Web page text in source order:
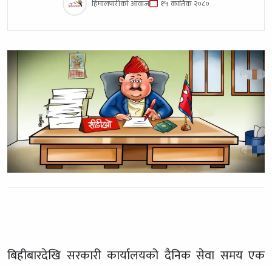
हिमालपारीको आवाज १५ कार्तिक २०८०
बिहीबारदेखि सरकारी कार्यालयको दैनिक सेवा समय एक